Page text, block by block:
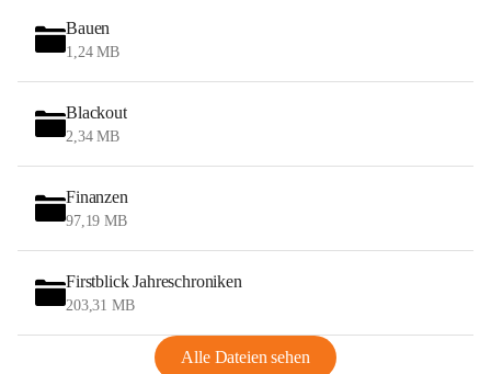
Bauen
1,24 MB
Blackout
2,34 MB
Finanzen
97,19 MB
Firstblick Jahreschroniken
203,31 MB
Alle Dateien sehen